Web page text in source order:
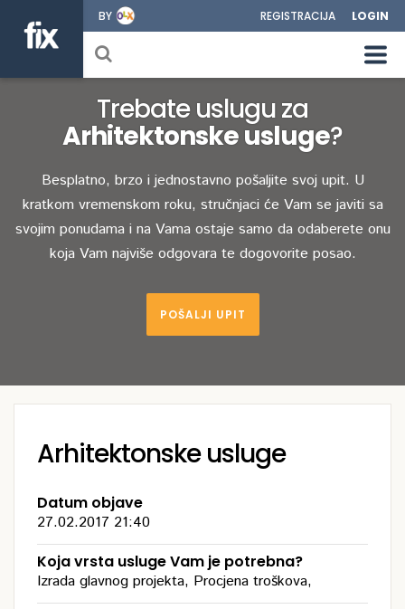
BY REGISTRACIJA LOGIN
Trebate uslugu za
Arhitektonske usluge?
Besplatno, brzo i jednostavno pošaljite svoj upit. U
kratkom vremenskom roku, stručnjaci će Vam se javiti sa
svojim ponudama i na Vama ostaje samo da odaberete onu
koja Vam najviše odgovara te dogovorite posao.
POŠALJI UPIT
Arhitektonske usluge
Datum objave
27.02.2017 21:40
Koja vrsta usluge Vam je potrebna?
Izrada glavnog projekta, Procjena troškova,